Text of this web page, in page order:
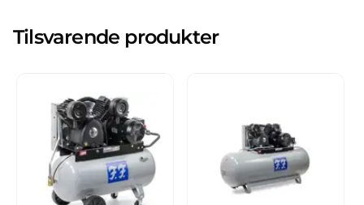
Tilsvarende produkter